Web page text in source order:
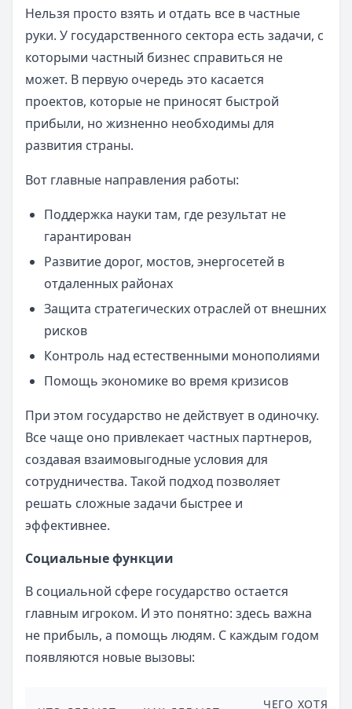
Нельзя просто взять и отдать все в частные
руки. У государственного сектора есть задачи, с
которыми частный бизнес справиться не
может. В первую очередь это касается
проектов, которые не приносят быстрой
прибыли, но жизненно необходимы для
развития страны.
Вот главные направления работы:
Поддержка науки там, где результат не
гарантирован
Развитие дорог, мостов, энергосетей в
отдаленных районах
Защита стратегических отраслей от внешних
рисков
Контроль над естественными монополиями
Помощь экономике во время кризисов
При этом государство не действует в одиночку.
Все чаще оно привлекает частных партнеров,
создавая взаимовыгодные условия для
сотрудничества. Такой подход позволяет
решать сложные задачи быстрее и
эффективнее.
Социальные функции
В социальной сфере государство остается
главным игроком. И это понятно: здесь важна
не прибыль, а помощь людям. С каждым годом
появляются новые вызовы:
ЧЕГО ХОТЯТ